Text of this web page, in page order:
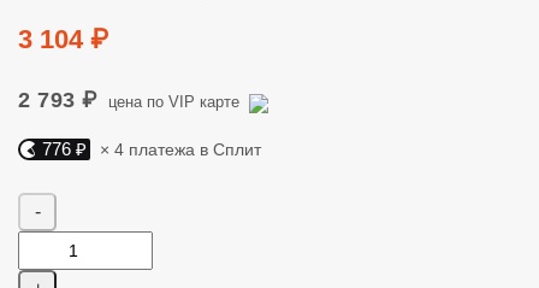
Цена
3 104 ₽
2 793 ₽ цена по VIP карте
Яндекс Сплит. 776 руб, 4 платежа в Сплит
776 ₽ × 4 платежа в Сплит